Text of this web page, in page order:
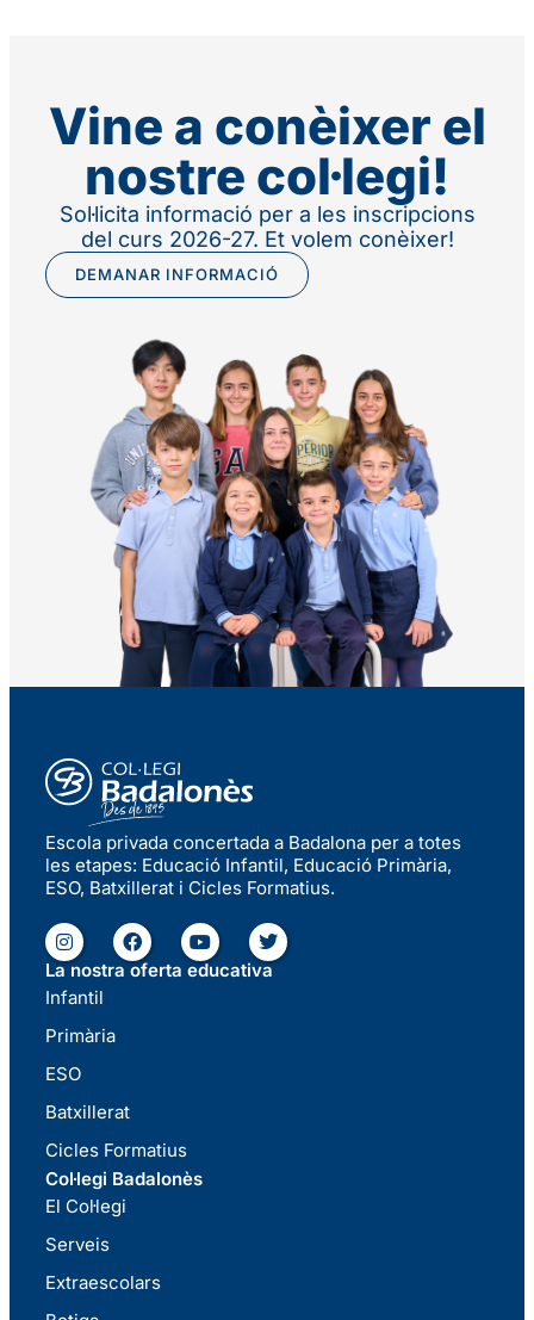
Vine a conèixer el
nostre col·legi!
Sol·licita informació per a les inscripcions
del curs 2026-27. Et volem conèixer!
DEMANAR INFORMACIÓ
Escola privada concertada a Badalona per a totes
les etapes: Educació Infantil, Educació Primària,
ESO, Batxillerat i Cicles Formatius.
La nostra oferta educativa
Infantil
Primària
ESO
Batxillerat
Cicles Formatius
Col·legi Badalonès
El Col·legi
Serveis
Extraescolars